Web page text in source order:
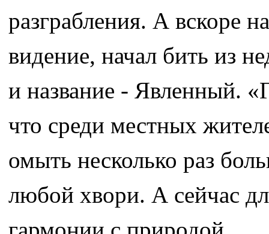
разграбления. А вскоре
видение, начал бить из
и название - Явленный.
что среди местных
омыть несколько раз
любой хвори. А сейчас